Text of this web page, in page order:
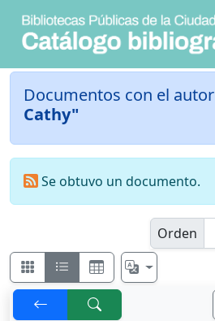
Documentos con el autor
Cathy"
Se obtuvo un documento.
Orden